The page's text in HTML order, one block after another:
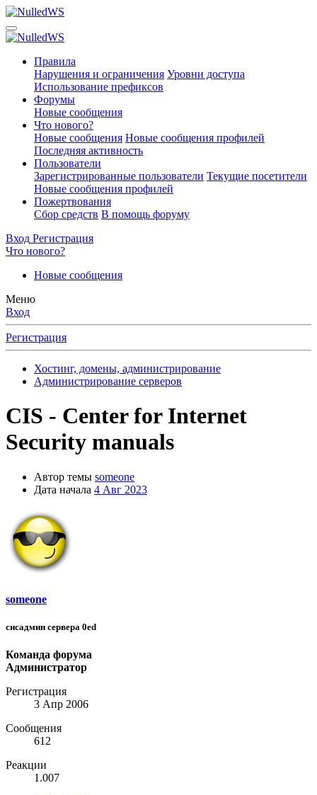
Правила
Нарушения и ограничения Уровни доступа
Использование префиксов
Форумы
Новые сообщения
Что нового?
Новые сообщения Новые сообщения профилей
Последняя активность
Пользователи
Зарегистрированные пользователи Текущие посетители
Новые сообщения профилей
Пожертвования
Сбор средств В помощь форуму
Вход Регистрация
Что нового?
Новые сообщения
Меню
Вход
Регистрация
Хостинг, домены, администрирование
Администрирование серверов
CIS - Center for Internet
Security manuals
Автор темы someone
Дата начала 4 Авг 2023
someone
сисадмин сервера 0ed
Команда форума
Администратор
Регистрация
3 Апр 2006
Сообщения
612
Реакции
1.007